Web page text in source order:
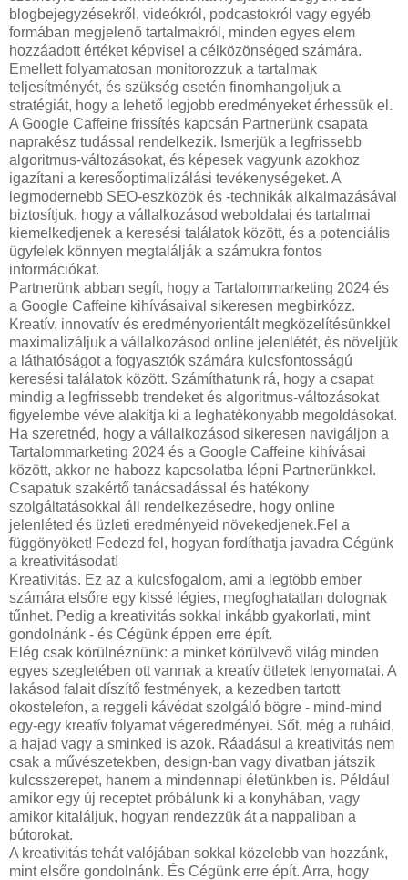
blogbejegyzésekről, videókról, podcastokról vagy egyéb
formában megjelenő tartalmakról, minden egyes elem
hozzáadott értéket képvisel a célközönséged számára.
Emellett folyamatosan monitorozzuk a tartalmak
teljesítményét, és szükség esetén finomhangoljuk a
stratégiát, hogy a lehető legjobb eredményeket érhessük el.
A Google Caffeine frissítés kapcsán Partnerünk csapata
naprakész tudással rendelkezik. Ismerjük a legfrissebb
algoritmus-változásokat, és képesek vagyunk azokhoz
igazítani a keresőoptimalizálási tevékenységeket. A
legmodernebb SEO-eszközök és -technikák alkalmazásával
biztosítjuk, hogy a vállalkozásod weboldalai és tartalmai
kiemelkedjenek a keresési találatok között, és a potenciális
ügyfelek könnyen megtalálják a számukra fontos
információkat.
Partnerünk abban segít, hogy a Tartalommarketing 2024 és
a Google Caffeine kihívásaival sikeresen megbirkózz.
Kreatív, innovatív és eredményorientált megközelítésünkkel
maximalizáljuk a vállalkozásod online jelenlétét, és növeljük
a láthatóságot a fogyasztók számára kulcsfontosságú
keresési találatok között. Számíthatunk rá, hogy a csapat
mindig a legfrissebb trendeket és algoritmus-változásokat
figyelembe véve alakítja ki a leghatékonyabb megoldásokat.
Ha szeretnéd, hogy a vállalkozásod sikeresen navigáljon a
Tartalommarketing 2024 és a Google Caffeine kihívásai
között, akkor ne habozz kapcsolatba lépni Partnerünkkel.
Csapatuk szakértő tanácsadással és hatékony
szolgáltatásokkal áll rendelkezésedre, hogy online
jelenléted és üzleti eredményeid növekedjenek.Fel a
függönyöket! Fedezd fel, hogyan fordíthatja javadra Cégünk
a kreativitásodat!
Kreativitás. Ez az a kulcsfogalom, ami a legtöbb ember
számára elsőre egy kissé légies, megfoghatatlan dolognak
tűnhet. Pedig a kreativitás sokkal inkább gyakorlati, mint
gondolnánk - és Cégünk éppen erre épít.
Elég csak körülnéznünk: a minket körülvevő világ minden
egyes szegletében ott vannak a kreatív ötletek lenyomatai. A
lakásod falait díszítő festmények, a kezedben tartott
okostelefon, a reggeli kávédat szolgáló bögre - mind-mind
egy-egy kreatív folyamat végeredményei. Sőt, még a ruháid,
a hajad vagy a sminked is azok. Ráadásul a kreativitás nem
csak a művészetekben, design-ban vagy divatban játszik
kulcsszerepet, hanem a mindennapi életünkben is. Például
amikor egy új receptet próbálunk ki a konyhában, vagy
amikor kitaláljuk, hogyan rendezzük át a nappaliban a
bútorokat.
A kreativitás tehát valójában sokkal közelebb van hozzánk,
mint elsőre gondolnánk. És Cégünk erre épít. Arra, hogy